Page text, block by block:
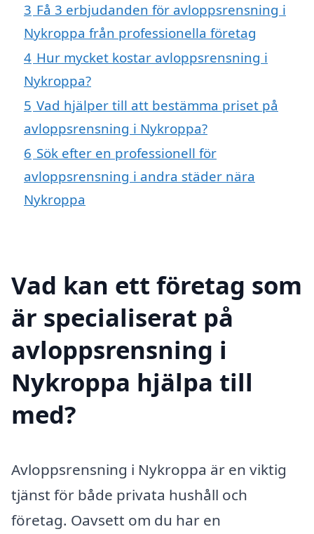
3 Få 3 erbjudanden för avloppsrensning i
Nykroppa från professionella företag
4 Hur mycket kostar avloppsrensning i
Nykroppa?
5 Vad hjälper till att bestämma priset på
avloppsrensning i Nykroppa?
6 Sök efter en professionell för
avloppsrensning i andra städer nära
Nykroppa
Vad kan ett företag som
är specialiserat på
avloppsrensning i
Nykroppa hjälpa till
med?
Avloppsrensning i Nykroppa är en viktig
tjänst för både privata hushåll och
företag. Oavsett om du har en